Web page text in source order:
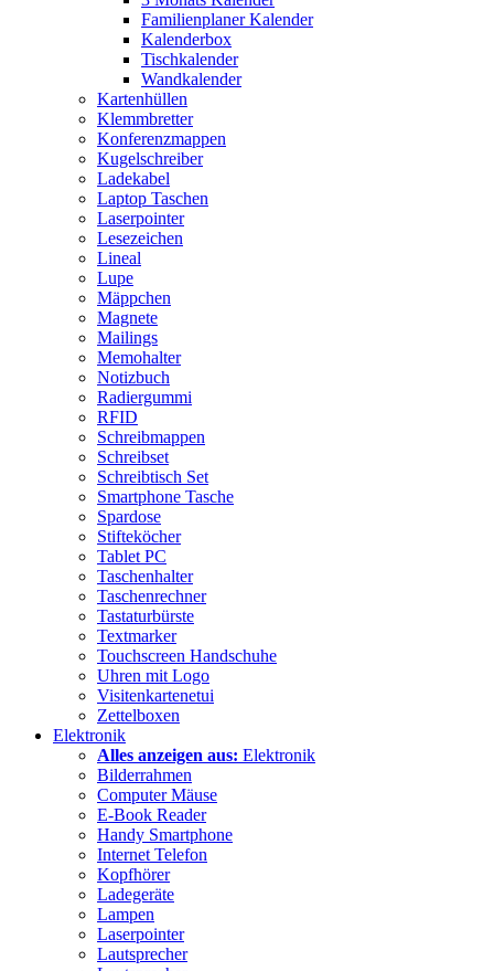
Familienplaner Kalender
Kalenderbox
Tischkalender
Wandkalender
Kartenhüllen
Klemmbretter
Konferenzmappen
Kugelschreiber
Ladekabel
Laptop Taschen
Laserpointer
Lesezeichen
Lineal
Lupe
Mäppchen
Magnete
Mailings
Memohalter
Notizbuch
Radiergummi
RFID
Schreibmappen
Schreibset
Schreibtisch Set
Smartphone Tasche
Spardose
Stifteköcher
Tablet PC
Taschenhalter
Taschenrechner
Tastaturbürste
Textmarker
Touchscreen Handschuhe
Uhren mit Logo
Visitenkartenetui
Zettelboxen
Elektronik
Alles anzeigen aus: Elektronik
Bilderrahmen
Computer Mäuse
E-Book Reader
Handy Smartphone
Internet Telefon
Kopfhörer
Ladegeräte
Lampen
Laserpointer
Lautsprecher